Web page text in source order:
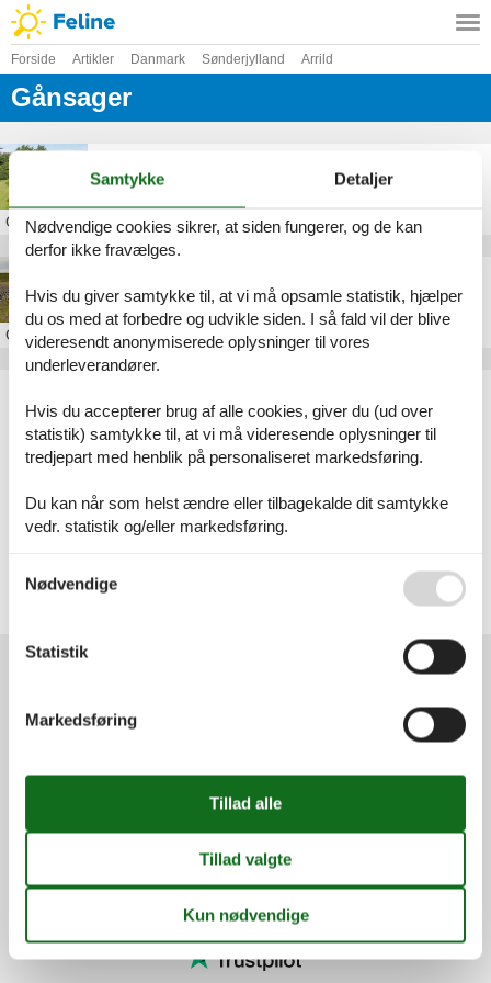
Forside Artikler Danmark Sønderjylland Arrild
Gånsager
OmGånsager
Om Gånsager
Alle
Sommerhus
Inspiration
Geografier
Alle
Arrild
Gavekort
Kontakt
Om os
Din tryghed
Samtykke Detaljer
Nødvendige cookies sikrer, at siden fungerer, og de kan
derfor ikke fravælges.
Hvis du giver samtykke til, at vi må opsamle statistik, hjælper
du os med at forbedre og udvikle siden. I så fald vil der blive
videresendt anonymiserede oplysninger til vores
underleverandører.
Hvis du accepterer brug af alle cookies, giver du (ud over
statistik) samtykke til, at vi må videresende oplysninger til
tredjepart med henblik på personaliseret markedsføring.
Du kan når som helst ændre eller tilbagekalde dit samtykke
vedr. statistik og/eller markedsføring.
Nødvendige
Statistik
Markedsføring